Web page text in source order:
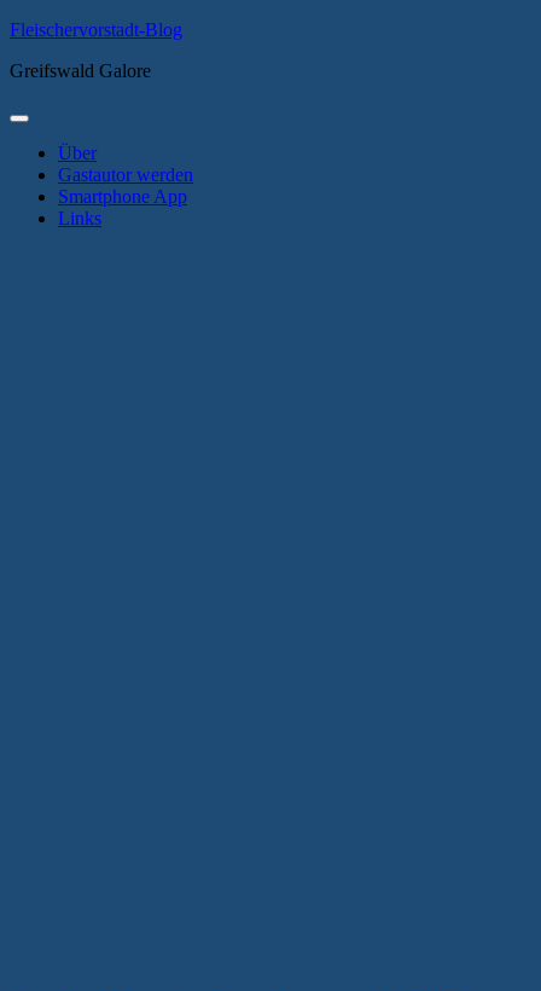
Zum
springen
Fleischervorstadt-Blog
Greifswald Galore
Primäres
Über
Gastautor werden
Smartphone App
Links